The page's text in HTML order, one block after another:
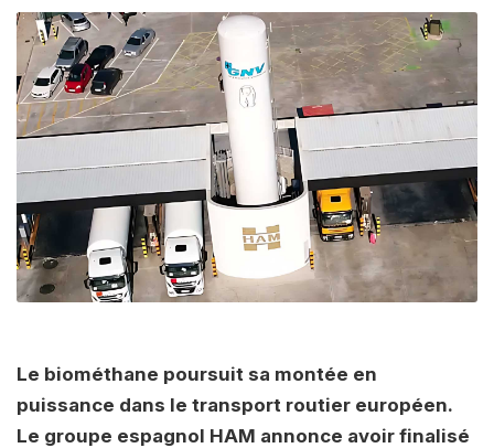
Le biométhane poursuit sa montée en
puissance dans le transport routier européen.
Le groupe espagnol HAM annonce avoir finalisé